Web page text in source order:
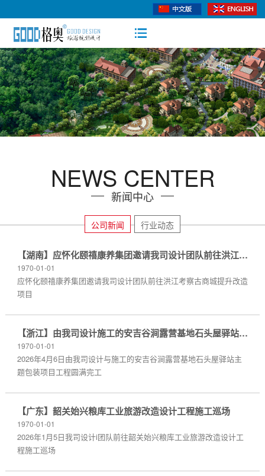
NEWS CENTER
新闻中心
公司新闻 行业动态
【湖南】应怀化颐禧康养集团邀请我司设计团队前往洪江考察古商城提升改造项目
1970-01-01
应怀化颐禧康养集团邀请我司设计团队前往洪江考察古商城提升改造
项目
【浙江】由我司设计施工的安吉谷涧露营基地石头屋驿站主题包装项目工程圆满完工
1970-01-01
2026年4月6日由我司设计与施工的安吉谷涧露营基地石头屋驿站主
题包装项目工程圆满完工
【广东】韶关始兴粮库工业旅游改造设计工程施工巡场
1970-01-01
2026年1月5日我司设计i团队前往韶关始兴粮库工业旅游改造设计工
程施工巡场